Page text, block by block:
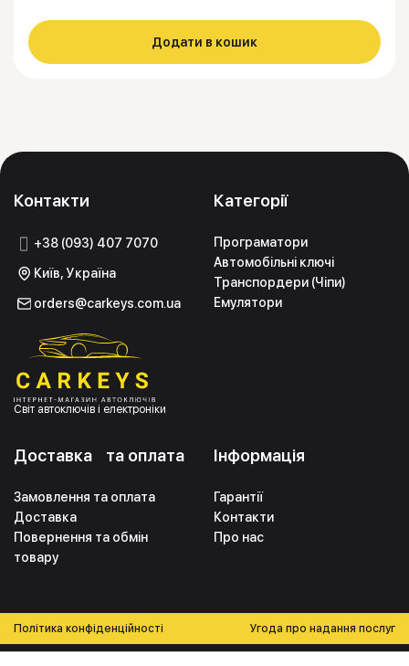
Додати в кошик
Контакти
+38 (093) 407 7070
Київ, Україна
orders@carkeys.com.ua
Світ автоключів і електроніки
Категорії
Програматори
Автомобільні ключі
Транспордери (Чіпи)
Емулятори
Інформація
Гарантії
Контакти
Про нас
Доставка та оплата
Замовлення та оплата
Доставка
Повернення та обмін
товару
Політика конфіденційності Угода про надання послуг